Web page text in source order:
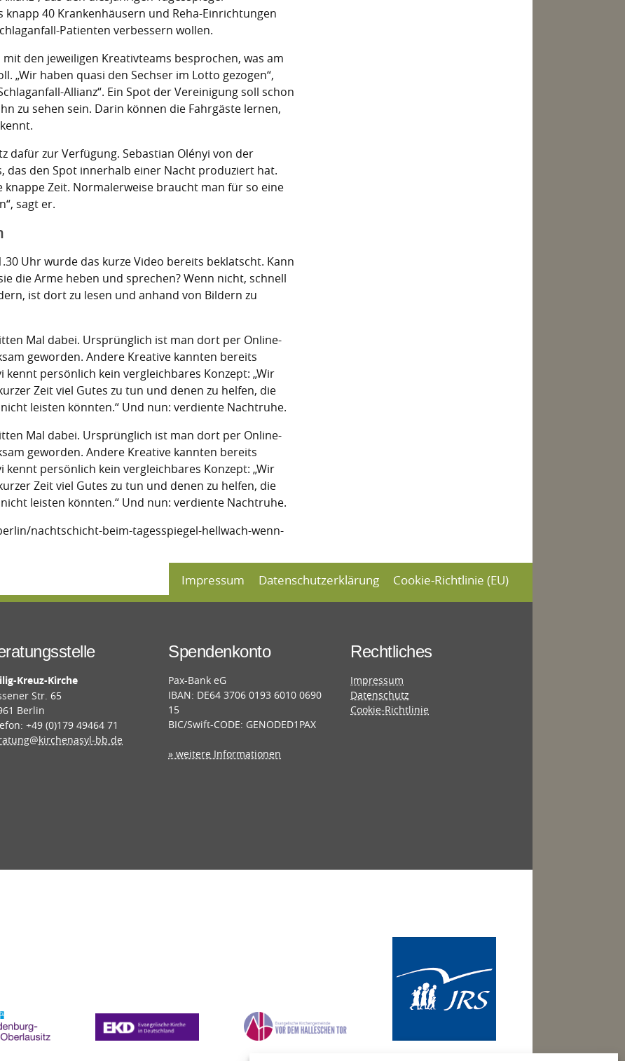
40 Krankenhäusern und Reha-Einrichtungen
Patienten verbessern wollen.
den jeweiligen Kreativteams besprochen, was am
„Wir haben quasi den Sechser im Lotto gezogen“,
Allianz“. Ein Spot der Vereinigung soll schon
zu sehen sein. Darin können die Fahrgäste lernen,
dafür zur Verfügung. Sebastian Olényi von der
das den Spot innerhalb einer Nacht produziert hat.
Zeit. Normalerweise braucht man für so eine
sagt er.
Uhr wurde das kurze Video bereits beklatscht. Kann
die Arme heben und sprechen? Wenn nicht, schnell
ist dort zu lesen und anhand von Bildern zu
Mal dabei. Ursprünglich ist man dort per Online-
geworden. Andere Kreative kannten bereits
persönlich kein vergleichbares Konzept: „Wir
Zeit viel Gutes zu tun und denen zu helfen, die
leisten könnten.“ Und nun: verdiente Nachtruhe.
Mal dabei. Ursprünglich ist man dort per Online-
geworden. Andere Kreative kannten bereits
persönlich kein vergleichbares Konzept: „Wir
Zeit viel Gutes zu tun und denen zu helfen, die
leisten könnten.“ Und nun: verdiente Nachtruhe.
nachtschicht-beim-tagesspiegel-hellwach-wenn-
Kreuz-Kirche
Str. 65
Berlin
+49 (0)179 49464 71
bb.de
Spendenkonto
Pax-Bank eG
IBAN: DE64 3706 0193 6010 0690
15
BIC/Swift-CODE: GENODED1PAX
» weitere Informationen
Rechtliches
Impressum
Datenschutz
Cookie-Richtlinie
Impressum Datenschutzerklärung Cookie-Richtlinie (EU)